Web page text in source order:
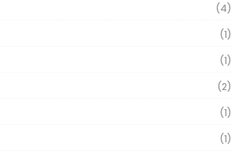
(4)
(1)
(1)
(2)
(1)
(1)